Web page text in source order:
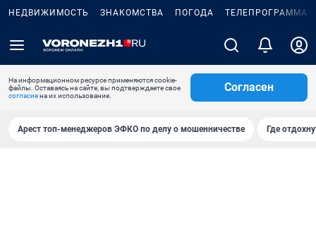
НЕДВИЖИМОСТЬ ЗНАКОМСТВА ПОГОДА ТЕЛЕПРОГРАММА
На информационном ресурсе применяются cookie-
файлы. Оставаясь на сайте, вы подтверждаете свое
согласиена их использование.
Согласен
Арест топ-менеджеров ЭФКО по делу о мошенничестве Где